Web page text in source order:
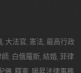
, 大法官, 憲法,最高行政
師, 白俄羅斯,結婚, 菲律